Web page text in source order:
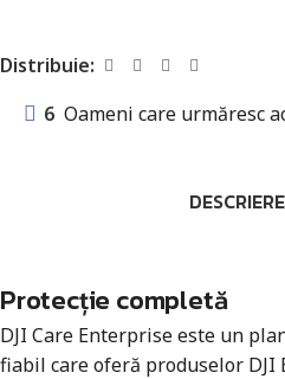
Distribuie:
6 Oameni care urmăresc
DESCRIERE
Protecție completă
DJI Care Enterprise este un
fiabil care oferă produselor